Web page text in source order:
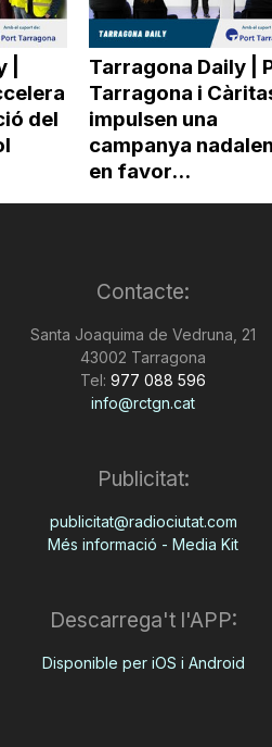
del
Tarragona Daily |
Tarragona i
impulsen una
campanya
en favor...
Contacte:
Santa Joaquima de Vedruna, 21
43002 Tarragona
Tel: 977 088 596
info@rctgn.cat
Publicitat:
publicitat@radiociutat.com
Més informació - Media Kit
Descarrega't l'APP:
Disponible per iOS i Android